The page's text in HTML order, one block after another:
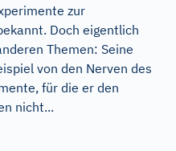
zur
Doch eigentlich
Themen: Seine
von den Nerven des
für die er den
nicht...